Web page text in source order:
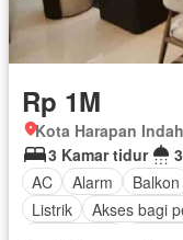
Rp 1M
Kota Harapan
3 Kamar tidur
AC
Alarm Balkon
Listrik
Akses bagi